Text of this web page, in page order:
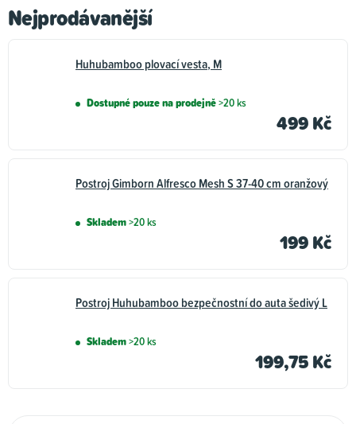
Nejprodávanější
Huhubamboo plovací vesta, M
Dostupné pouze na prodejně>20 ks
499 Kč
Postroj Gimborn Alfresco Mesh S 37-40 cm oranžový
Skladem>20 ks
199 Kč
Postroj Huhubamboo bezpečnostní do auta šedivý L
Skladem>20 ks
199,75 Kč